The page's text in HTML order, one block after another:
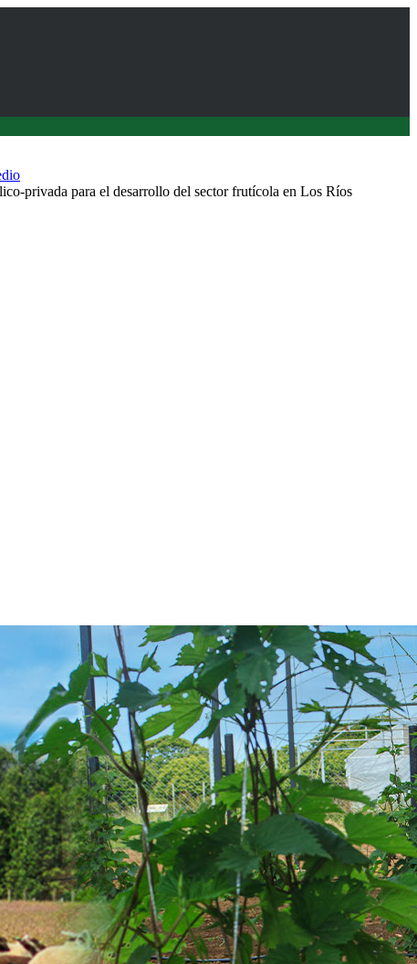
privada para el desarrollo del sector frutícola en Los Ríos